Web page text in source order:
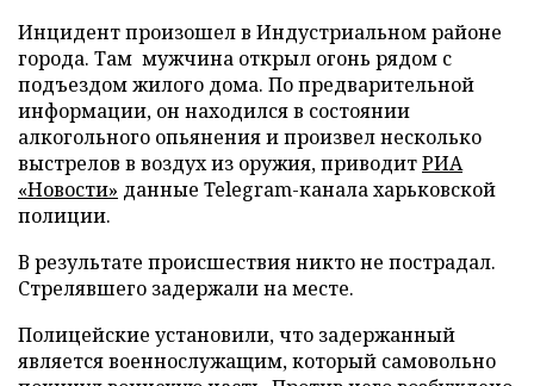
Инцидент произошел в Индустриальном районе
города. Там мужчина открыл огонь рядом с
подъездом жилого дома. По предварительной
информации, он находился в состоянии
алкогольного опьянения и произвел несколько
выстрелов в воздух из оружия, приводитРИА
«Новости» данные Telegram-канала харьковской
полиции.
В результате происшествия никто не пострадал.
Стрелявшего задержали на месте.
Полицейские установили, что задержанный
является военнослужащим, который самовольно